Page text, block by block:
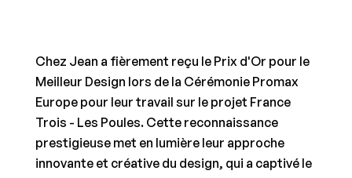
Chez Jean a fièrement reçu le Prix d'Or pour le
Meilleur Design lors de la Cérémonie Promax
Europe pour leur travail sur le projet France
Trois - Les Poules. Cette reconnaissance
prestigieuse met en lumière leur approche
innovante et créative du design, qui a captivé le